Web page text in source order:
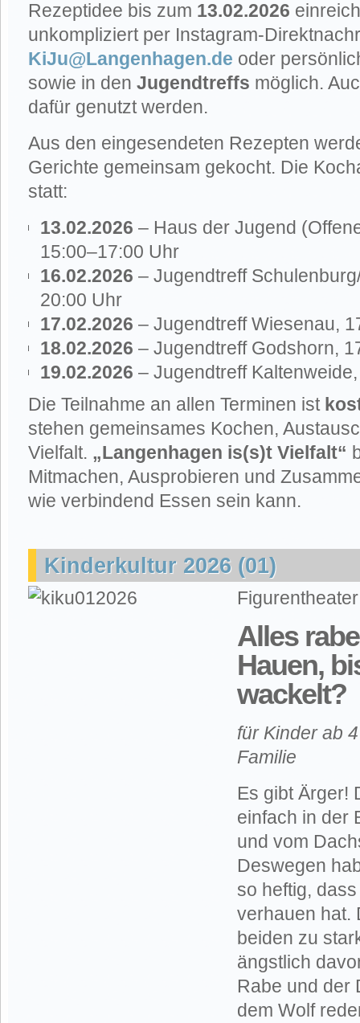
Rezeptidee bis zum 13.02.2026
unkompliziert per Instagram-
KiJu@Langenhagen.de oder
sowie in den Jugendtreffs möglich.
dafür genutzt werden.
Aus den eingesendeten Rezepten
Gerichte gemeinsam gekocht. Die
statt:
13.02.2026 – Haus der Jugend
15:00–17:00 Uhr
16.02.2026 – Jugendtreff
20:00 Uhr
17.02.2026 – Jugendtreff Wiesenau,
18.02.2026 – Jugendtreff Godshorn,
19.02.2026 – Jugendtreff
Die Teilnahme an allen Terminen ist
stehen gemeinsames Kochen,
Vielfalt. „Langenhagen is(s)t Vielfalt“
Mitmachen, Ausprobieren und
wie verbindend Essen sein kann.
Kinderkultur 2026 (01)
Alles
Hauen,
wackelt?
für Kinder ab
Familie
Es gibt Ärger!
einfach in der
und vom
Deswegen
so heftig,
verhauen hat.
beiden zu
ängstlich
Rabe und der
dem Wolf